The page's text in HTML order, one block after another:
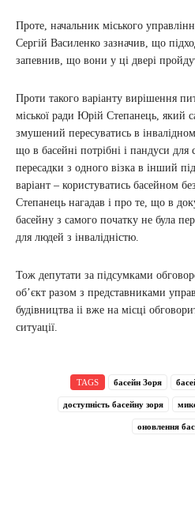
Проте, начальник міського
Сергій Василенко зазначив, що
запевнив, що вони у ці двері
Проти такого варіанту вирішення
міської ради Юрій Степанець, який
змушений пересуватись в
що в басейні потрібні і пандуси для
пересадки з одного візка в інший
варіант – користуватись басейном
Степанець нагадав і про те, що в
басейну з самого початку не була
для людей з інвалідністю.
Тож депутати за підсумками
об’єкт разом з представниками
будівництва іі вже на місці
ситуації.
TAGS басейн Зоря
доступність басейну зоря
оновлення